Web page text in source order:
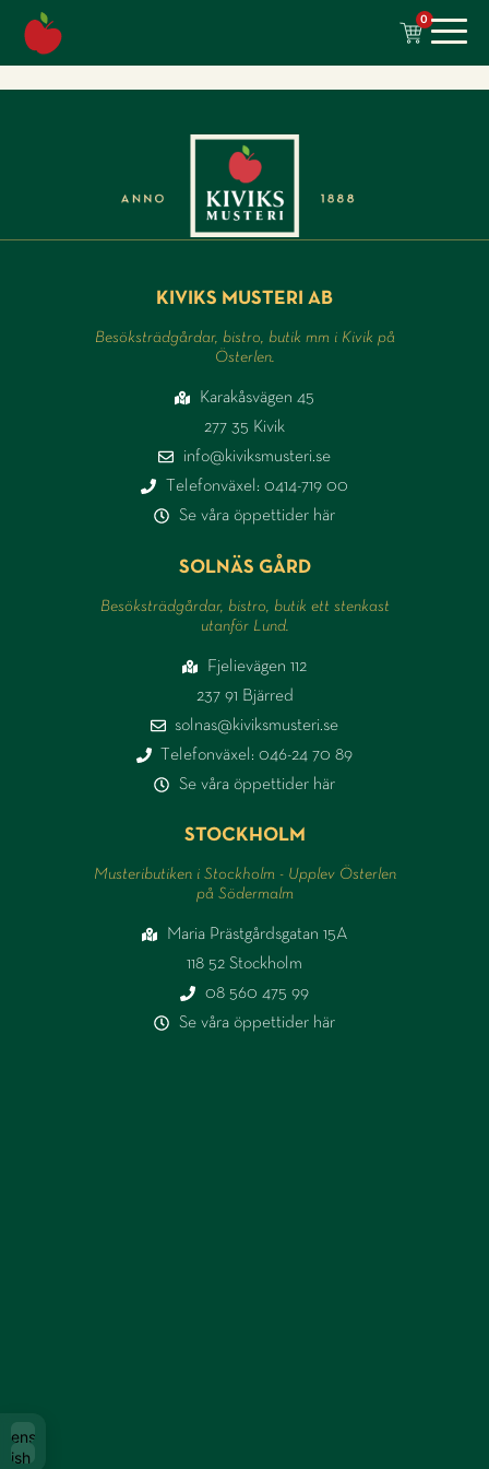
innehåll
0
KIVIKS MUSTERI AB
Besöksträdgårdar, bistro, butik mm i Kivik på
Österlen.
Karakåsvägen 45
277 35 Kivik
info@kiviksmusteri.se
Telefonväxel: 0414-719 00
Se våra öppettider här
SOLNÄS GÅRD
Besöksträdgårdar, bistro, butik ett stenkast
utanför Lund.
Fjelievägen 112
237 91 Bjärred
solnas@kiviksmusteri.se
Telefonväxel: 046-24 70 89
Se våra öppettider här
STOCKHOLM
Musteributiken i Stockholm - Upplev Österlen
på Södermalm
Maria Prästgårdsgatan 15A
118 52 Stockholm
08 560 475 99
Se våra öppettider här
(UK)